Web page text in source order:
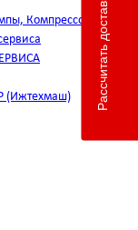
Компрессоры
(Ижтехмаш)
Рассчитать доставку